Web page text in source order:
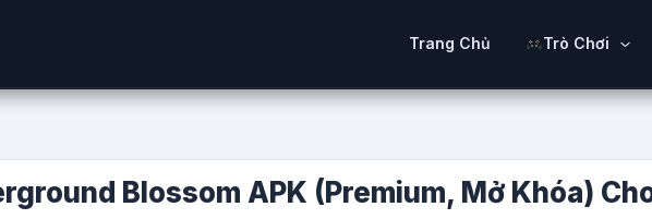
Trang Chủ Trò Chơi
Blossom APK (Premium, Mở Khóa)